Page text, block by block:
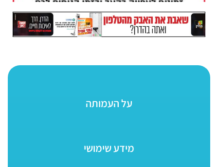
על העמותה
מידע שימושי